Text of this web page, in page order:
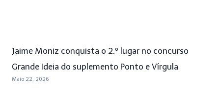
Jaime Moniz conquista o 2.º lugar no concurso
Grande Ideia do suplemento Ponto e Vírgula
Maio 22, 2026